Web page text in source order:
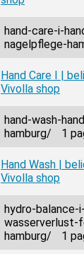
hand-care-i-
nagelpflege-
Hand Care I |
Vivolla shop
hand-wash-
hamburg/
1
Hand Wash |
Vivolla shop
hydro-balance-
wasserverlust-
hamburg/
1